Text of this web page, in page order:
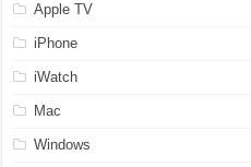
Apple TV
iPhone
iWatch
Mac
Windows